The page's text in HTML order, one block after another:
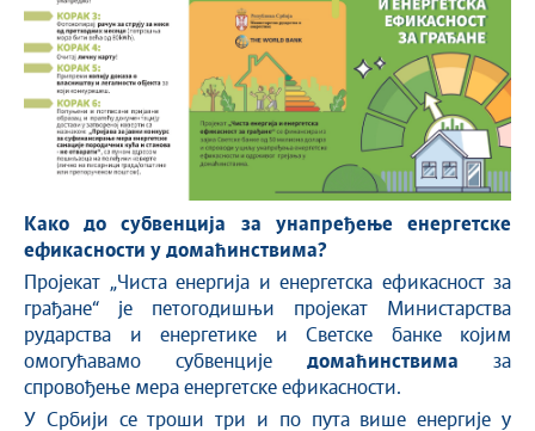
Како до субвенција за унапређење енергетске
ефикасности у домаћинствима?
Пројекат „Чиста енергија и енергетска ефикасност за
грађане“ је петогодишњи пројекат Министарства
рударства и енергетике и Светске банке којим
омогућавамо субвенције домаћинствима за
спровођење мера енергетске ефикасности.
У Србији се троши три и по пута више енергије у